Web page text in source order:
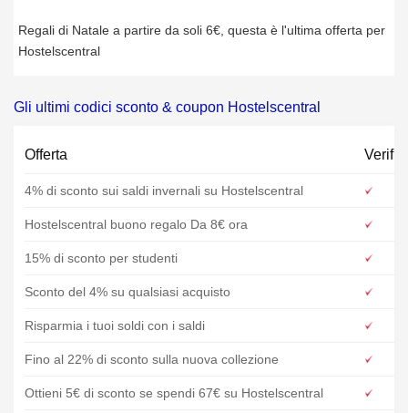
Regali di Natale a partire da soli 6€, questa è l'ultima offerta per
Hostelscentral
Gli ultimi codici sconto & coupon Hostelscentral
Offerta
4% di sconto sui saldi invernali su Hostelscentral
Hostelscentral buono regalo Da 8€ ora
15% di sconto per studenti
Sconto del 4% su qualsiasi acquisto
Risparmia i tuoi soldi con i saldi
Fino al 22% di sconto sulla nuova collezione
Ottieni 5€ di sconto se spendi 67€ su Hostelscentral